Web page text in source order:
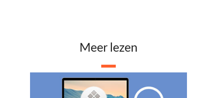
Meer lezen